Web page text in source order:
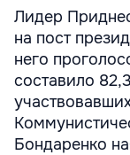
Лидер
на пост
него
составило
Бондаренко